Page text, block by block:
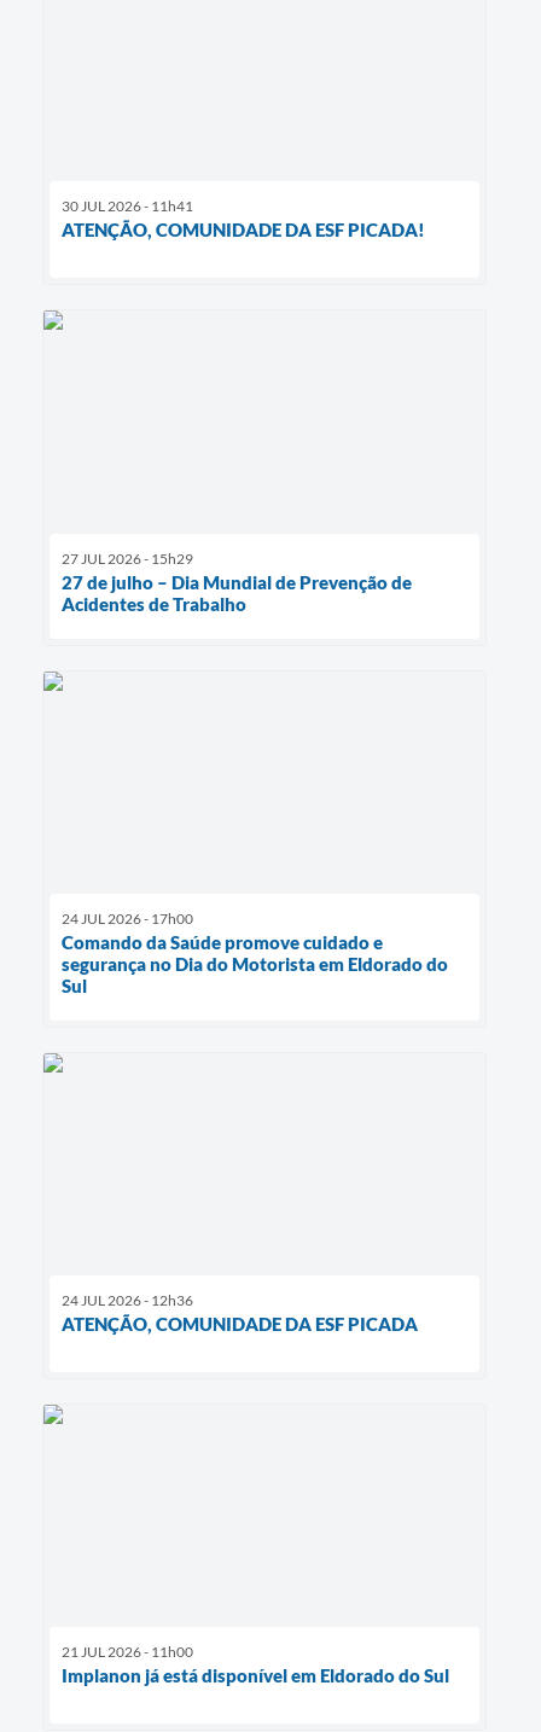
30 JUL 2026 - 11h41
ATENÇÃO, COMUNIDADE DA ESF PICADA!
27 JUL 2026 - 15h29
27 de julho – Dia Mundial de Prevenção de
Acidentes de Trabalho
24 JUL 2026 - 17h00
Comando da Saúde promove cuidado e
segurança no Dia do Motorista em Eldorado do
Sul
24 JUL 2026 - 12h36
ATENÇÃO, COMUNIDADE DA ESF PICADA
21 JUL 2026 - 11h00
Implanon já está disponível em Eldorado do Sul